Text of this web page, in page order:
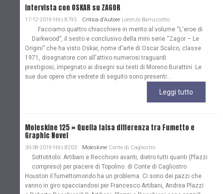
Intervista con OSKAR su ZAGOR
17-12-2019 Hits:8795 Critica d'Autore Lorenzo Barruscotto
Facciamo quattro chiacchiere in merito al volume “L'eroe di
Darkwood”, il sesto e conclusivo della mini serie “Zagor – Le
Origini” che ha visto Oskar, nome d'arte di Oscar Scalco, classe
1971, disegnatore con all'attivo numerosi traguardi
prestigiosi, impegnato ai disegni sui testi di Moreno Burattini. Le
sue due opere che vedrete di seguito sono presenti...
Leggi tutto
Moleskine 125 » Quella falsa differenza tra Fumetto e
Graphic Novel
30-08-2019 Hits:8203 Moleskine Conte di Cagliostro
Sottotitolo: Artibani e Recchioni avanti, dietro tutti quanti (Plazzi
compreso) per piacere di Topolino. di Conte di Cagliostro
Houston il fumettomondo ha un problema. Ci sono dei pazzi che
vanno in giro spacciandosi per Francesco Artibani, Andrea Plazzi